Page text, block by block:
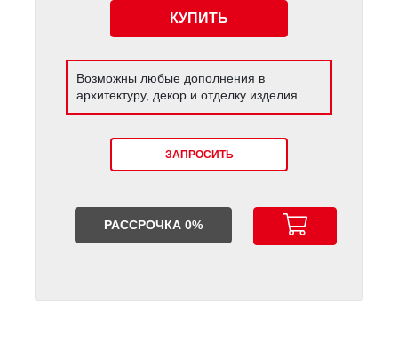
КУПИТЬ
Возможны любые дополнения в
архитектуру, декор и отделку изделия.
ЗАПРОСИТЬ
РАССРОЧКА 0%